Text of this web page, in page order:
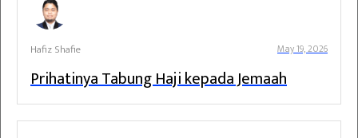
Hafiz Shafie May 19, 2026
Prihatinya Tabung Haji kepada Jemaah